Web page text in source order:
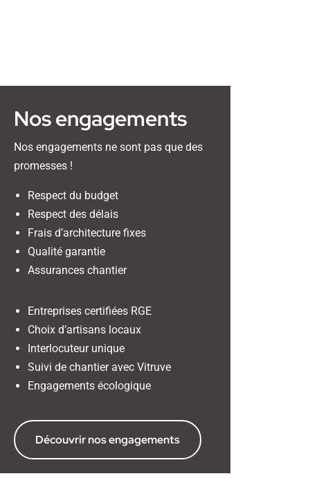
Nos engagements
Nos engagements ne sont pas que des
promesses !
Respect du budget
Respect des délais
Frais d’architecture fixes
Qualité garantie
Assurances chantier
Entreprises certifiées RGE
Choix d’artisans locaux
Interlocuteur unique
Suivi de chantier avec Vitruve
Engagements écologique
Découvrir nos engagements